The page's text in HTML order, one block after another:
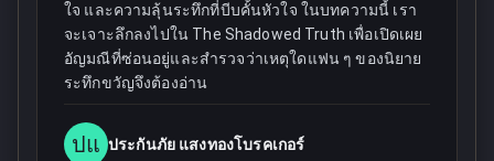
ใจ และความลุ้นระทึกที่บีบคั้นหัวใจ ในบทความนี้ เรา
จะเจาะลึกลงไปใน The Shadowed Truth เพื่อเปิดเผย
อัญมณีที่ซ่อนอยู่และสำรวจว่าเหตุใดแฟน ๆ ของนิยาย
ระทึกขวัญจึงต้องอ่าน
ปแ ประกันภัย แสงทองโบรคเกอร์